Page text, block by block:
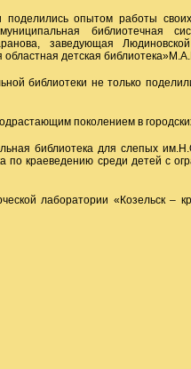
опытом работы
библиотечная
заведующая
детская
библиотеки не только
поколением в
библиотека для слепых
по краеведению среди детей с
лаборатории «Козельск –